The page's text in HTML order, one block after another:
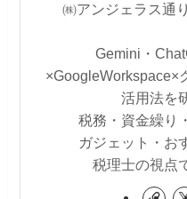
㈱アンジェラス通
Gemini・
×GoogleWorkspace×
活用法を
税務・資金繰り
ガジェット・お
税理士の視点